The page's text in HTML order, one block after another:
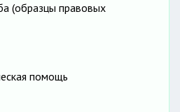
(образцы правовых
помощь